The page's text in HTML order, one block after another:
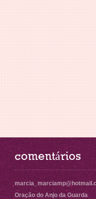
comentários
Oração do Anjo da Guarda